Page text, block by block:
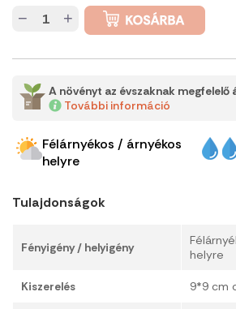
− +
A növényt az évszaknak
További információ
Félárnyékos / árnyékos
helyre
Tulajdonságok
Fényigény / helyigény
helyre
Kiszerelés 9*9 cm